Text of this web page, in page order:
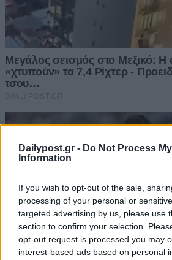
Dailypost.gr - Do Not Process
Information
If you wish to opt-out of the sale,
processing of your personal or
targeted advertising by us, please use
section to confirm your selection.
opt-out request is processed you may
interest-based ads based on personal